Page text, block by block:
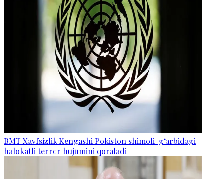
BMT Xavfsizlik Kengashi Pokiston shimoli-g‘arbidagi
halokatli terror hujumini qoraladi